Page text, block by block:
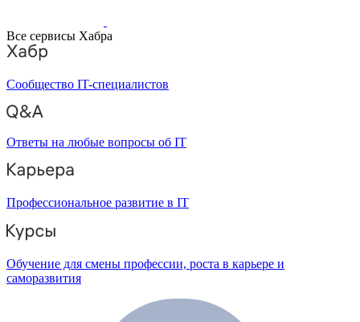
Все сервисы Хабра
Сообщество IT-специалистов
Ответы на любые вопросы об IT
Профессиональное развитие в IT
Обучение для смены профессии, роста в карьере и
саморазвития